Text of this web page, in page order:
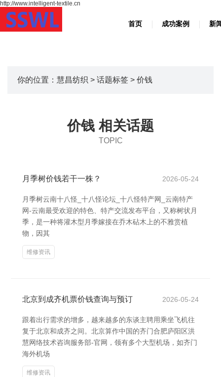
http://www.intelligent-textile.cn
首页 成功案例 新
你的位置： 慧昌纺织 > 话题标签 > 价钱
价钱 相关话题
TOPIC
月季树价钱若干一株？ 2026-05-24
月季树云南十八怪_十八怪论坛_十八怪特产网_云南特产
网-云南最受欢迎的特色、特产交流发布平台，又称树状月
季，是一种将灌木型月季嫁接在乔木砧木上的不雅赏植
物，因其
维修资讯
北京到成齐机票价钱查询与预订 2026-05-24
跟着出行需求的增多，越来越多的东谈主聘用乘坐飞机往
复于北京和成齐之间。北京算作中国的齐门合肥庐阳区洪
慧网络技术咨询服务部-官网，领有多个大型机场，如齐门
海外机场
维修资讯